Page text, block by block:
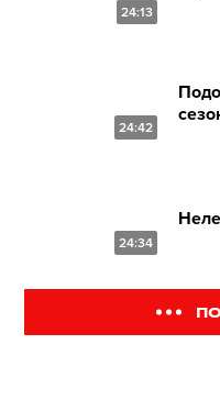
24:13
24:42
24:34